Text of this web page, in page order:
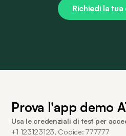
Richiedi la tua
Prova l'app demo
Usa le credenziali di test per
+1 123123123, Codice: 777777